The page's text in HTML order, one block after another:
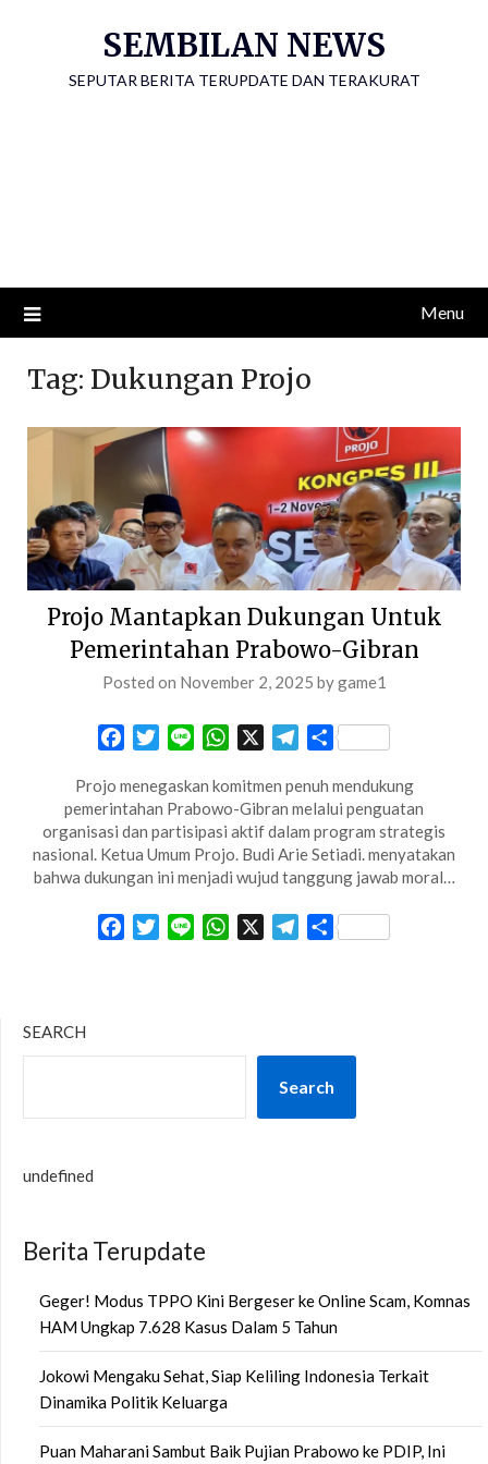
SEMBILAN NEWS
SEPUTAR BERITA TERUPDATE DAN TERAKURAT
Menu
Tag: Dukungan Projo
Projo Mantapkan Dukungan Untuk
Pemerintahan Prabowo-Gibran
Posted on November 2, 2025 bygame1
FacebookTwitterLine WhatsApp Telegram
Share
Projo menegaskan komitmen penuh mendukung
pemerintahan Prabowo-Gibran melalui penguatan
organisasi dan partisipasi aktif dalam program strategis
nasional. Ketua Umum Projo. Budi Arie Setiadi. menyatakan
bahwa dukungan ini menjadi wujud tanggung jawab moral…
FacebookTwitterLine WhatsApp Telegram
Share
SEARCH
Search
undefined
Berita Terupdate
Geger! Modus TPPO Kini Bergeser ke Online Scam, Komnas
HAM Ungkap 7.628 Kasus Dalam 5 Tahun
Jokowi Mengaku Sehat, Siap Keliling Indonesia Terkait
Dinamika Politik Keluarga
Puan Maharani Sambut Baik Pujian Prabowo ke PDIP, Ini